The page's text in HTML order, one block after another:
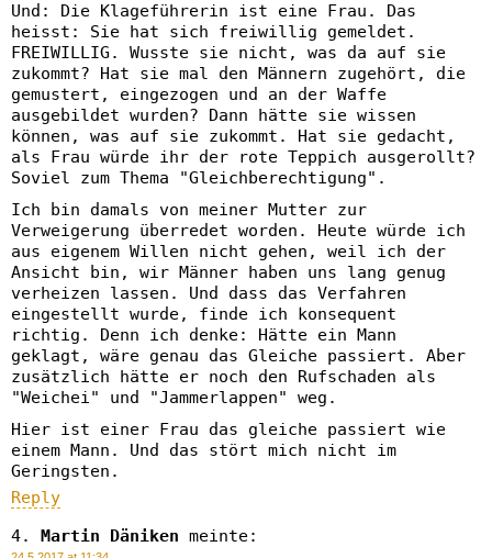
Und: Die Klageführerin ist eine Frau. Das
heisst: Sie hat sich freiwillig gemeldet.
FREIWILLIG. Wusste sie nicht, was da auf sie
zukommt? Hat sie mal den Männern zugehört, die
gemustert, eingezogen und an der Waffe
ausgebildet wurden? Dann hätte sie wissen
können, was auf sie zukommt. Hat sie gedacht,
als Frau würde ihr der rote Teppich ausgerollt?
Soviel zum Thema "Gleichberechtigung".
Ich bin damals von meiner Mutter zur
Verweigerung überredet worden. Heute würde ich
aus eigenem Willen nicht gehen, weil ich der
Ansicht bin, wir Männer haben uns lang genug
verheizen lassen. Und dass das Verfahren
eingestellt wurde, finde ich konsequent
richtig. Denn ich denke: Hätte ein Mann
geklagt, wäre genau das Gleiche passiert. Aber
zusätzlich hätte er noch den Rufschaden als
"Weichei" und "Jammerlappen" weg.
Hier ist einer Frau das gleiche passiert wie
einem Mann. Und das stört mich nicht im
Geringsten.
Reply
Martin Däniken meinte: